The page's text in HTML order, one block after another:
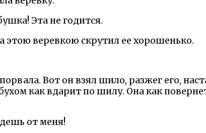
Эта не годится.
этою веревкою скрутил ее хорошенько.
Вот он взял шило, разжег его,
как вдарит по шилу. Она как
от меня!